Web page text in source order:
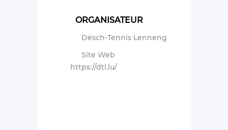
ORGANISATEUR
Dësch-Tennis Lenneng
Site Web
https://dtl.lu/